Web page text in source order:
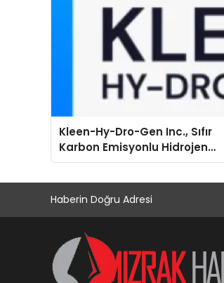
Kleen-Hy-Dro-Gen Inc., Sıfır
Karbon Emisyonlu Hidrojen
Isıtma Teknolojisinde ISO ve
Aldı
Haberin Doğru Adresi